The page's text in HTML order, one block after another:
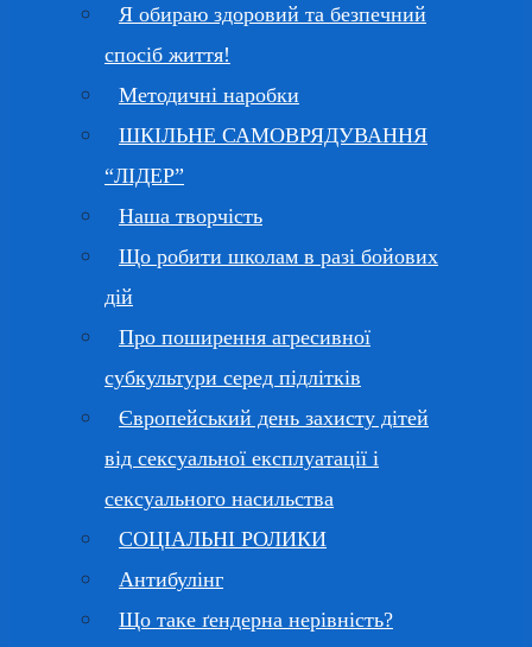
Я обираю здоровий та безпечний
спосіб життя!
Методичні наробки
ШКІЛЬНЕ САМОВРЯДУВАННЯ
“ЛІДЕР”
Наша творчість
Що робити школам в разі бойових
дій
Про поширення агресивної
субкультури серед підлітків
Європейський день захисту дітей
від сексуальної експлуатації і
сексуального насильства
СОЦІАЛЬНІ РОЛИКИ
Антибулінг
Що таке ґендерна нерівність?